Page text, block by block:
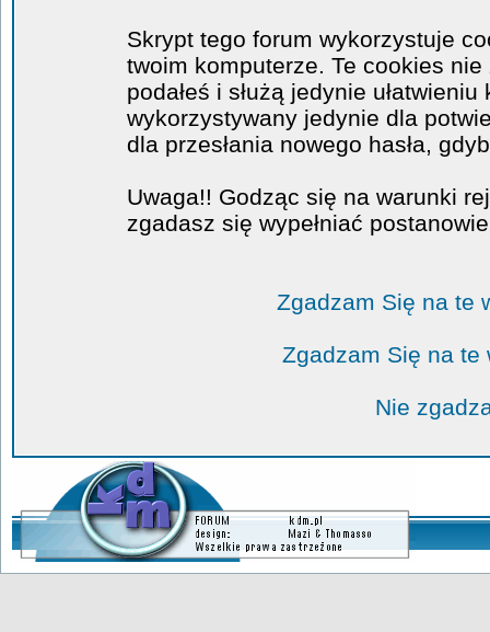
Skrypt tego forum wykorzystuje
twoim komputerze. Te cookies
podałeś i służą jedynie
wykorzystywany jedynie dla
dla przesłania nowego hasła,
Uwaga!! Godząc się na warunki
zgadasz się wypełniać
Zgadzam Się na te
Zgadzam Się na
Nie